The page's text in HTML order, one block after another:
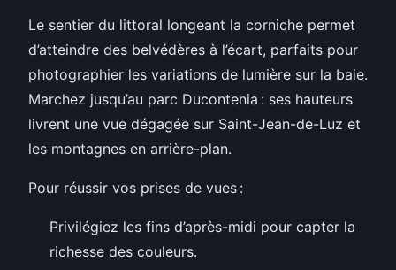
Le sentier du littoral longeant la corniche permet
d’atteindre des belvédères à l’écart, parfaits pour
photographier les variations de lumière sur la baie.
Marchez jusqu’au parc Ducontenia : ses hauteurs
livrent une vue dégagée sur Saint-Jean-de-Luz et
les montagnes en arrière-plan.
Pour réussir vos prises de vues :
Privilégiez les fins d’après-midi pour capter la
richesse des couleurs.